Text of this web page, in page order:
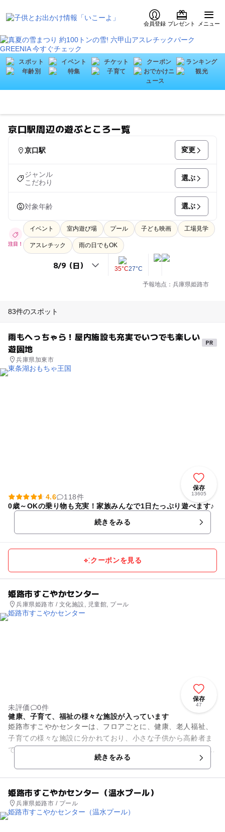
会員登録 プレゼント メニュー
京口駅周辺の遊ぶところ一覧
京口駅 変更
ジャンル
こだわり
選ぶ
対象年齢 選ぶ
注目！
イベント 室内遊び場 プール 子ども映画 工場見学
アスレチック 雨の日でもOK
35°C27°C
予報地点：兵庫県姫路市
83件のスポット
雨もへっちゃら！屋内施設も充実でいつでも楽しい
遊園地
兵庫県加東市
保存
13605
4.6
118件
0歳～OKの乗り物も充実！家族みんなで1日たっぷり遊べます♪
続きをみる
クーポンを見る
姫路市すこやかセンター
兵庫県姫路市 / 文化施設, 児童館, プール
保存
47
未評価
0件
健康、子育て、福祉の様々な施設が入っています
姫路市すこやかセンターは、フロアごとに、健康、老人福祉、
子育ての様々な施設に分かれており、小さな子供から高齢者ま
でが利用できる施設となっています。 健康のフロアでは、温水
続きをみる
姫路市すこやかセンター（温水プール）
兵庫県姫路市 / プール